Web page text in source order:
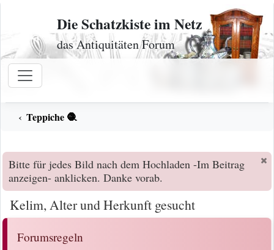
Zum Inhalt
Die Schatzkiste im Netz
das Antiquitäten Forum
Teppiche 🧶
Bitte für jedes Bild nach dem Hochladen -Im Beitrag
anzeigen- anklicken. Danke vorab.
Kelim, Alter und Herkunft gesucht
Forumsregeln